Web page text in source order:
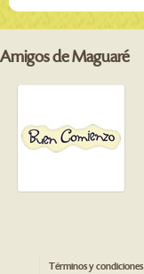
Amigos de Maguaré
Términos y condiciones